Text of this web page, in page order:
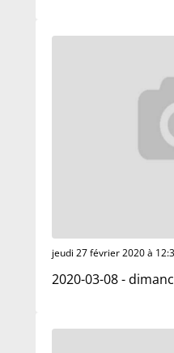
jeudi 27 février 2020 à
2020-03-08 -